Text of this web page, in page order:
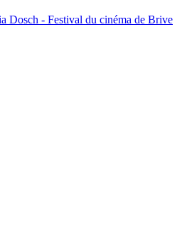
Dosch - Festival du cinéma de Brive